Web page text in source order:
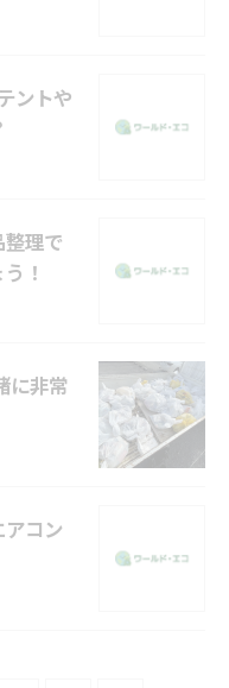
ントや
理で
！
に非常
コン